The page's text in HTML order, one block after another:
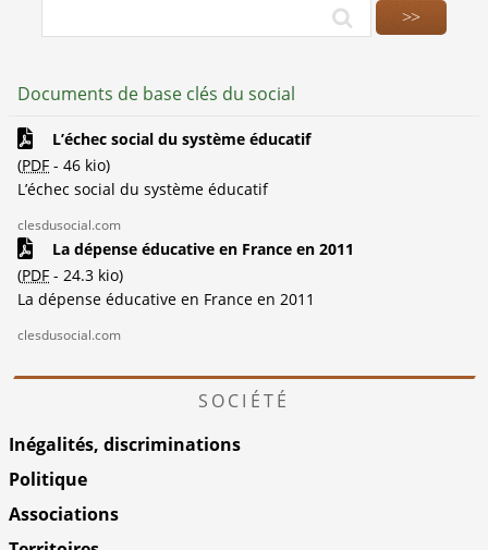
Documents de base clés du social
L’échec social du système éducatif
(PDF - 46 kio)
L’échec social du système éducatif
clesdusocial.com
La dépense éducative en France en 2011
(PDF - 24.3 kio)
La dépense éducative en France en 2011
clesdusocial.com
SOCIÉTÉ
Inégalités, discriminations
Politique
Associations